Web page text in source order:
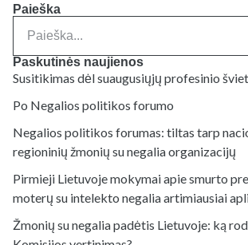
Paieška
Paskutinės naujienos
Susitikimas dėl suaugusiųjų profesinio
Po Negalios politikos forumo
Negalios politikos forumas: tiltas tarp
regioninių žmonių su negalia organizacijų
Pirmieji Lietuvoje mokymai apie smurto
moterų su intelekto negalia artimiausiai
Žmonių su negalia padėtis Lietuvoje: ką